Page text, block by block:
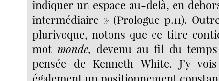
indiquer un espace au-delà, en
intermédiaire » (Prologue p.11).
plurivoque, notons que ce titre
motmonde, devenu au fil du
pensée de Kenneth White. J’y